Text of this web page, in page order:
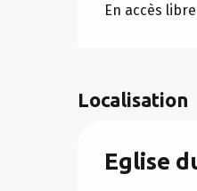
En accès libre
Localisation
Eglise